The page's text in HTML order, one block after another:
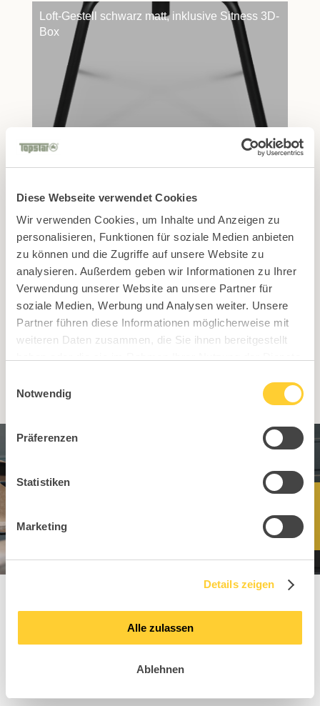
Diese Webseite verwendet Cookies
Wir verwenden Cookies, um Inhalte und Anzeigen zu
personalisieren, Funktionen für soziale Medien anbieten
zu können und die Zugriffe auf unsere Website zu
analysieren. Außerdem geben wir Informationen zu Ihrer
Verwendung unserer Website an unsere Partner für
soziale Medien, Werbung und Analysen weiter. Unsere
Partner führen diese Informationen möglicherweise mit
weiteren Daten zusammen, die Sie ihnen bereitgestellt
Notwendig
Präferenzen
Statistiken
Marketing
Details zeigen
Alle zulassen
Ablehnen
Loft-Gestell schwarz matt, inklusive Sitness 3D-
Box
Finde den passenden
Handelspartner in Deiner
Nähe!
Diese Hospitality